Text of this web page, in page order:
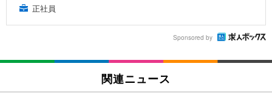
正社員
Sponsored by
関連ニュース